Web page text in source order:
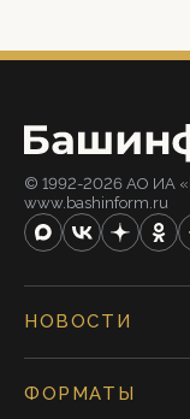
© 1992-2026 АО ИА
www.bashinform.ru
НОВОСТИ
ФОРМАТЫ